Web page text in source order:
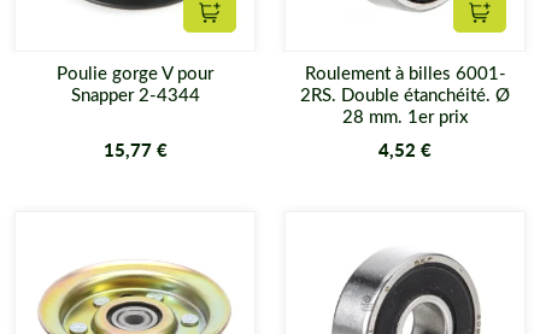
Ajouter au panier
Poulie gorge V pour
Snapper 2-4344
15,77 €
Roulement à billes 6001-
2RS. Double étanchéité. Ø
28 mm. 1er prix
4,52 €